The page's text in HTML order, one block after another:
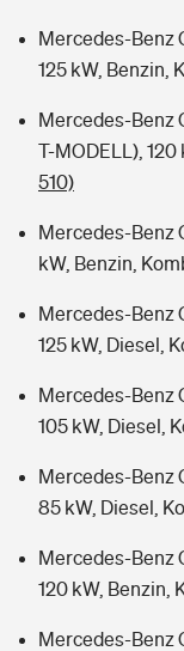
Mercedes-Benz
125 kW, Benzin,
Mercedes-Benz
T-MODELL),
510)
Mercedes-Benz
kW, Benzin,
Mercedes-Benz
125 kW, Diesel,
Mercedes-Benz
105 kW, Diesel,
Mercedes-Benz
85 kW, Diesel,
Mercedes-Benz
120 kW, Benzin,
Mercedes-Benz